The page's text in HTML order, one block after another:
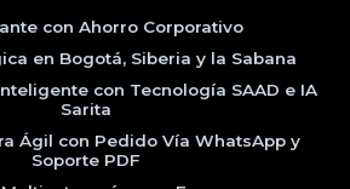
con Ahorro Corporativo
en Bogotá, Siberia y la Sabana
con Tecnología SAAD e IA
Sarita
Ágil con Pedido Vía WhatsApp y
Soporte PDF